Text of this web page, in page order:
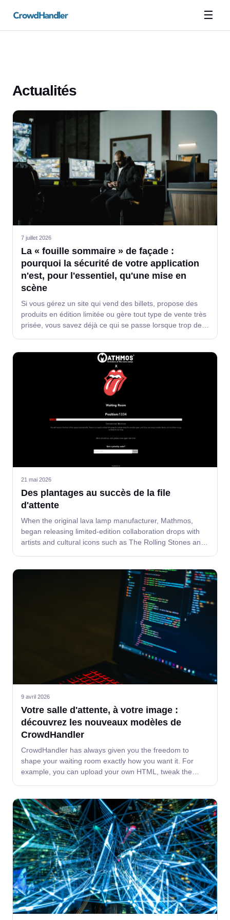
☰
Actualités
7 juillet 2026
La « fouille sommaire » de façade :
pourquoi la sécurité de votre application
n'est, pour l'essentiel, qu'une mise en
scène
Si vous gérez un site qui vend des billets, propose des
produits en édition limitée ou gère tout type de vente très
prisée, vous savez déjà ce qui se passe lorsque trop de
21 mai 2026
Des plantages au succès de la file
d'attente
When the original lava lamp manufacturer, Mathmos,
began releasing limited-edition collaboration drops with
artists and cultural icons such as The Rolling Stones and
9 avril 2026
Votre salle d'attente, à votre image :
découvrez les nouveaux modèles de
CrowdHandler
CrowdHandler has always given you the freedom to
shape your waiting room exactly how you want it. For
example, you can upload your own HTML, tweak the